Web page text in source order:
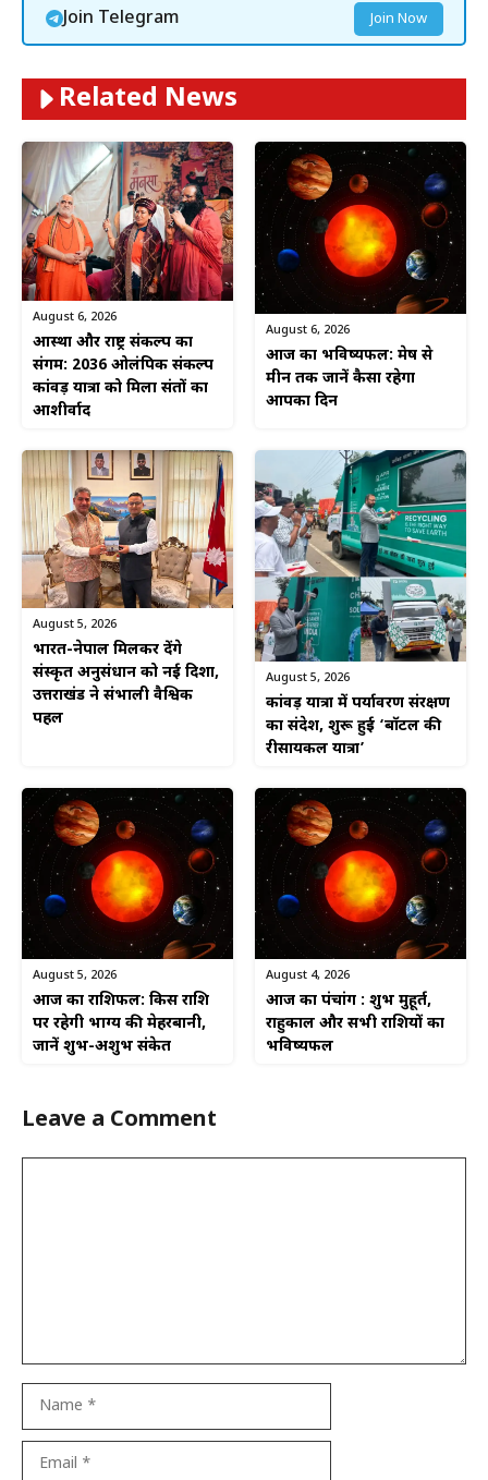
Join Telegram Join Now
Related News
August 6, 2026
आस्था और राष्ट्र संकल्प का
संगम: 2036 ओलंपिक संकल्प
कांवड़ यात्रा को मिला संतों का
आशीर्वाद
August 6, 2026
आज का भविष्यफल: मेष से
मीन तक जानें कैसा रहेगा
आपका दिन
August 5, 2026
भारत-नेपाल मिलकर देंगे
संस्कृत अनुसंधान को नई दिशा,
उत्तराखंड ने संभाली वैश्विक
पहल
August 5, 2026
कांवड़ यात्रा में पर्यावरण संरक्षण
का संदेश, शुरू हुई ‘बॉटल की
रीसायकल यात्रा’
August 5, 2026
आज का राशिफल: किस राशि
पर रहेगी भाग्य की मेहरबानी,
जानें शुभ-अशुभ संकेत
August 4, 2026
आज का पंचांग : शुभ मुहूर्त,
राहुकाल और सभी राशियों का
भविष्यफल
Leave a Comment